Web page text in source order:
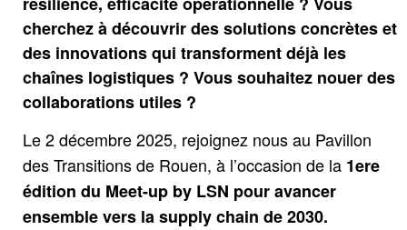
cherchez à découvrir des solutions concrètes et
des innovations qui transforment déjà les
chaînes logistiques ? Vous souhaitez nouer des
collaborations utiles ?
Le 2 décembre 2025, rejoignez nous au Pavillon
des Transitions de Rouen, à l’occasion de la 1ere
édition du Meet-up by LSN pour avancer
ensemble vers la supply chain de 2030.